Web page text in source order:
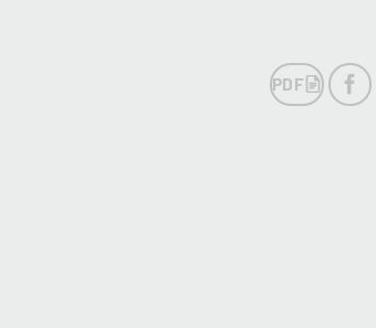
PDF